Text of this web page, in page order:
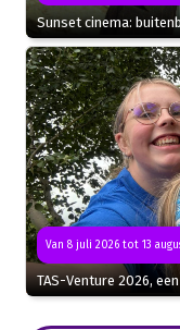
Sunset cinema:
Van 8 juli 2026 tot 13
TAS-Venture 2026,